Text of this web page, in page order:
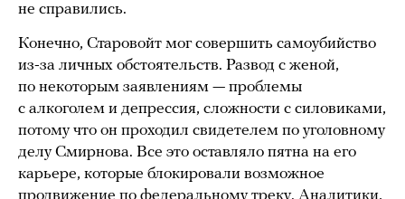
не справились.
Конечно, Старовойт мог совершить самоубийство
из-за личных обстоятельств. Развод с женой,
по некоторым заявлениям — проблемы
с алкоголем и депрессия, сложности с силовиками,
потому что он проходил свидетелем по уголовному
делу Смирнова. Все это оставляло пятна на его
карьере, которые блокировали возможное